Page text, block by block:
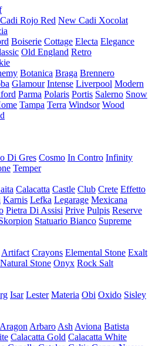
Rojo Red New Cadi Xocolat
Boiserie Cottage Electa Elegance
Old England Retro
Botanica Braga Brennero
Glamour Intense Liverpool Modern
Parma Polaris Portis Salerno Snow
Tampa Terra Windsor Wood
Di Gres Cosmo In Contro Infinity
Temper
Calacatta Castle Club Crete Effetto
Karnis Lefka Legarage Mexicana
Pietra Di Assisi Prive Pulpis Reserve
Statuario Bianco Supreme
Artifact Crayons Elemental Stone Exalt
Natural Stone Onyx Rock Salt
Isar Lester Materia Obi Oxido Sisley
Aragon Arbaro Ash Aviona Batista
Calacatta Gold Calacatta White